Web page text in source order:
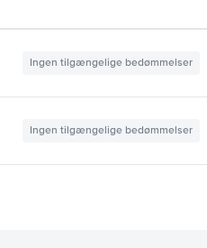
Ingen tilgængelige bedømmelser
Ingen tilgængelige bedømmelser